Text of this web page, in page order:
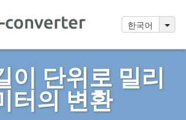
한국어
이 단위로 밀리
터의 변환